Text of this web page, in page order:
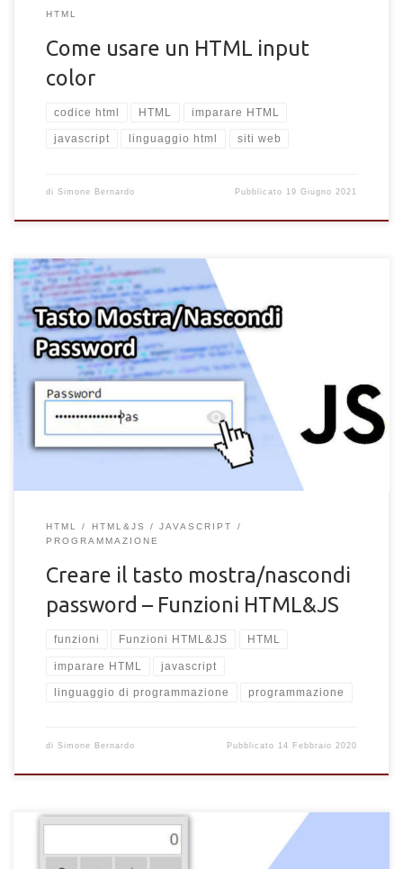
HTML
Come usare un HTML input
color
codice html HTML imparare HTML
javascript linguaggio html siti web
di Simone Bernardo Pubblicato 19 Giugno 2021
Come creare un tasto mostra e nascondi password dall'input di
un form HTML. Funzione JavaScript per mostrare la password
di un modulo HTML.
HTML HTML&JS
JAVASCRIPT
PROGRAMMAZIONE
Creare il tasto mostra/nascondi
password – Funzioni HTML&JS
funzioni Funzioni HTML&JS HTML
imparare HTML javascript
linguaggio di programmazione programmazione
di Simone Bernardo Pubblicato 14 Febbraio 2020